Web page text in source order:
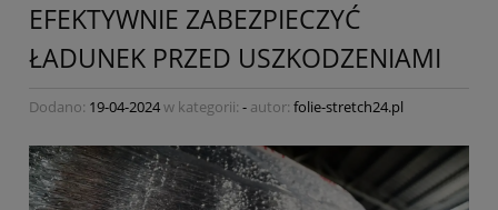
EFEKTYWNIE ZABEZPIECZYĆ
ŁADUNEK PRZED USZKODZENIAMI
Dodano: 19-04-2024w kategorii: - autor: folie-stretch24.pl